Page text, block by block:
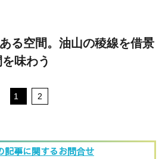
る空間。油山の稜線を借景
味わう
1 2
記事に関するお問合せ